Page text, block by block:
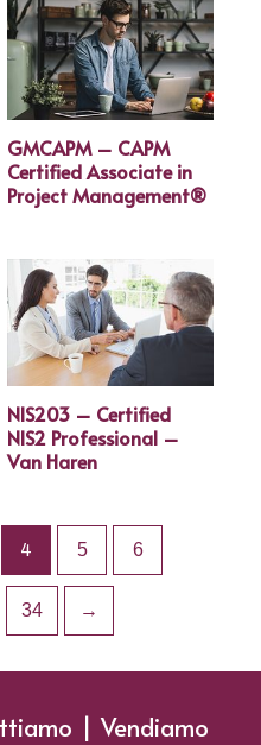
GMCAPM – CAPM
Certified Associate in
Project Management®
NIS203 – Certified
NIS2 Professional –
Van Haren
4 5 6
34 →
| Vendiamo